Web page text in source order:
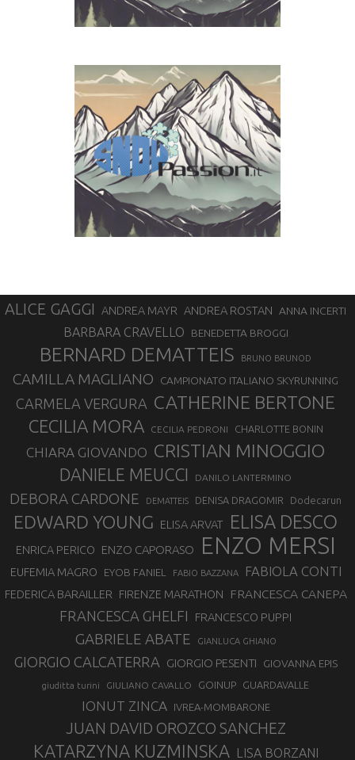
ALICE GAGGI ANDREA MAYR ANDREA ROSTAN ANNA INCERTI
BARBARA CRAVELLO BENEDETTA BROGGI
BERNARD DEMATTEIS BRUNO BRUNOD
CAMILLA MAGLIANO CAMPIONATO ITALIANO SKYRUNNING
CARMELA VERGURA CATHERINE BERTONE
CECILIA MORA CECILIA PEDRONI CHARLOTTE BONIN
CHIARA GIOVANDO CRISTIAN MINOGGIO
DANIELE MEUCCI DANILO LANTERMINO
DEBORA CARDONE DEMATTEIS DENISA DRAGOMIR Dodecarun
EDWARD YOUNG ELISA ARVAT ELISA DESCO
ENRICA PERICO ENZO CAPORASO ENZO MERSI
EUFEMIA MAGRO EYOB FANIEL FABIO BAZZANA FABIOLA CONTI
FEDERICA BARAILLER FIRENZE MARATHON FRANCESCA CANEPA
FRANCESCA GHELFI FRANCESCO PUPPI
GABRIELE ABATE GIANLUCA GHIANO
GIORGIO CALCATERRA GIORGIO PESENTI GIOVANNA EPIS
giuditta turini GIULIANO CAVALLO GOINUP GUARDAVALLE
IONUT ZINCA IVREA-MOMBARONE
JUAN DAVID OROZCO SANCHEZ
KATARZYNA KUZMINSKA LISA BORZANI